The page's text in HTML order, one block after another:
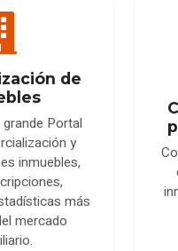
de
Portal
y
inmuebles,
más
mercado